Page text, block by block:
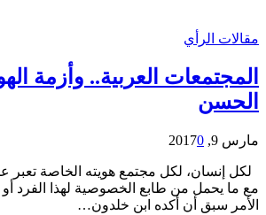
مقالات الرأي
المجتمعات العربية.. وأزمة
الحسن
مارس 9, 2017 0
لكل إنسان، لكل مجتمع هويته الخاصة تعبر
مع ما يحمل من طابع الخصوصية لهذا الفرد أو
الأمر سبق أن أكده ابن خلدون…